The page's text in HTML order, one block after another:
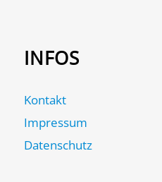
INFOS
Kontakt
Impressum
Datenschutz